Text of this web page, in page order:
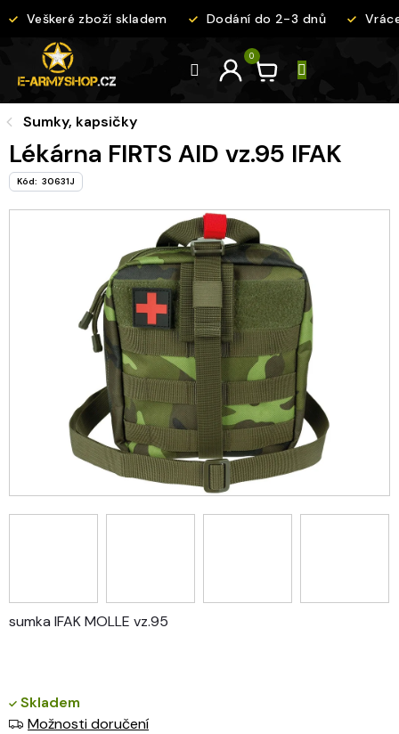
na
Veškeré zboží skladem Dodání do 2-3 dnů
Sumky, kapsičky
Lékárna FIRTS AID vz.95 IFAK
Kód: 30631J
sumka IFAK MOLLE vz.95
Skladem
Možnosti doručení